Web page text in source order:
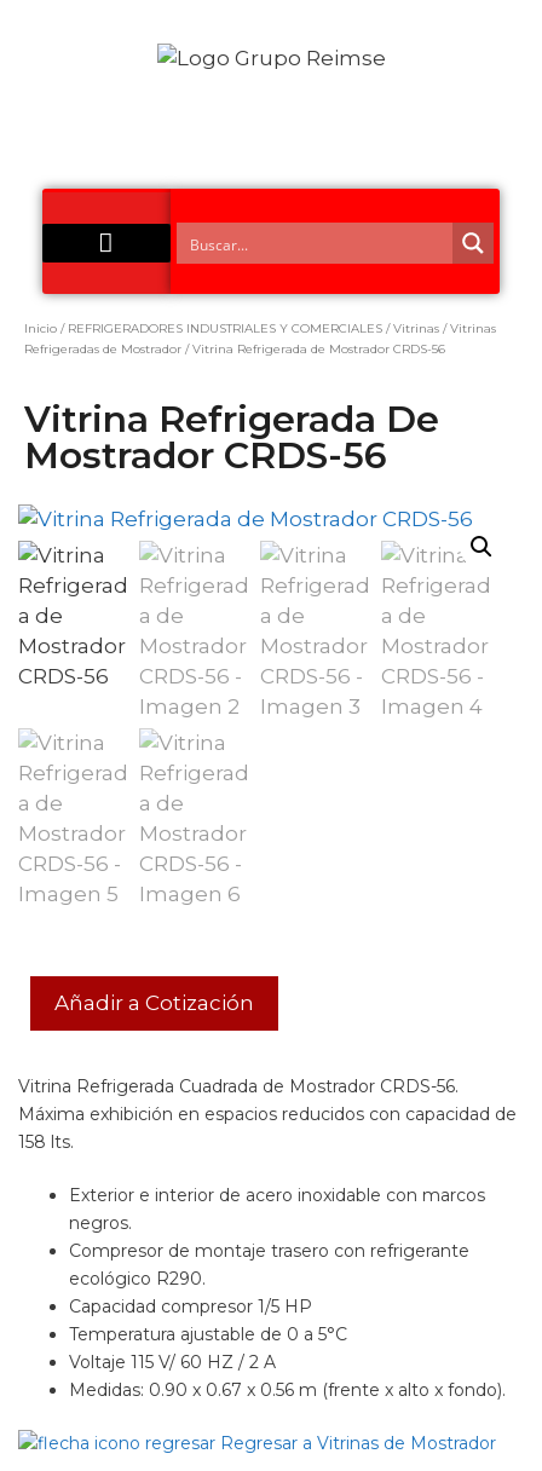
Inicio / REFRIGERADORES INDUSTRIALES Y COMERCIALES /Vitrinas /Vitrinas
Refrigeradas de Mostrador / Vitrina Refrigerada de Mostrador CRDS-56
Vitrina Refrigerada De
Mostrador CRDS-56
Añadir a Cotización
Vitrina Refrigerada Cuadrada de Mostrador CRDS-56.
Máxima exhibición en espacios reducidos con capacidad de
158 lts.
Exterior e interior de acero inoxidable con marcos
negros.
Compresor de montaje trasero con refrigerante
ecológico R290.
Capacidad compresor 1/5 HP
Temperatura ajustable de 0 a 5°C
Voltaje 115 V/ 60 HZ / 2 A
Medidas: 0.90 x 0.67 x 0.56 m (frente x alto x fondo).
Regresar a Vitrinas de Mostrador